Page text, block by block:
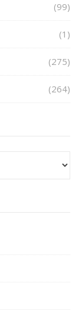
(99)
(1)
(275)
(264)